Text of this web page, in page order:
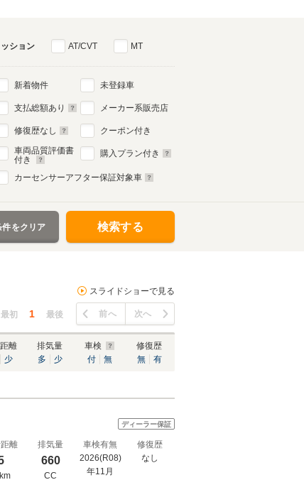
ッション AT/CVT MT
新着物件
支払総額あり
修復歴なし
車両品質評価書
付き
未登録車
メーカー系販売店
クーポン付き
購入プラン付き
カーセンサーアフター保証対象車
件をクリア 検索する
スライドショーで見る
最初 1 最後 前へ 次へ
離
少
排気量
多
少
車検
付
無
修復歴
無
有
ディーラー保証
離 排気量
660
CC
車検有無
2026(R08)
年11月
修復歴
なし